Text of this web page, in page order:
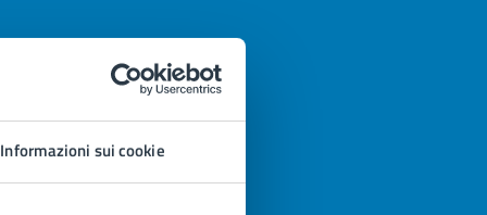
Informazioni sui cookie